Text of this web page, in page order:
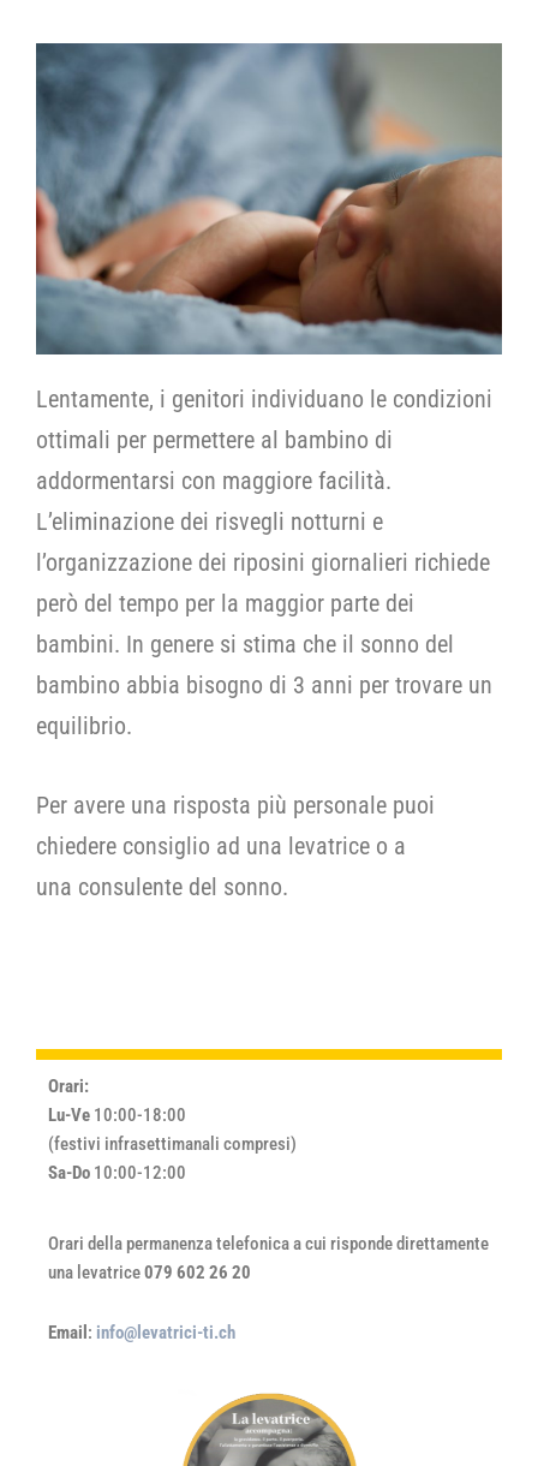
Lentamente, i genitori individuano le condizioni
ottimali per permettere al bambino di
addormentarsi con maggiore facilità.
L’eliminazione dei risvegli notturni e
l’organizzazione dei riposini giornalieri richiede
però del tempo per la maggior parte dei
bambini. In genere si stima che il sonno del
bambino abbia bisogno di 3 anni per trovare un
equilibrio.
Per avere una risposta più personale puoi
chiedere consiglio ad una levatrice o a
una consulente del sonno.
Orari:
Lu-Ve 10:00-18:00
(festivi infrasettimanali compresi)
Sa-Do 10:00-12:00
Orari della permanenza telefonica a cui risponde direttamente
una levatrice079 602 26 20
Email : info@levatrici-ti.ch